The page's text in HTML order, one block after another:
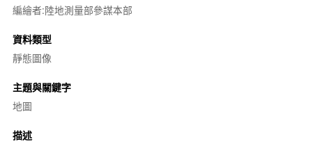
編繪者:陸地測量部參謀本部
資料類型
靜態圖像
主題與關鍵字
地圖
描述